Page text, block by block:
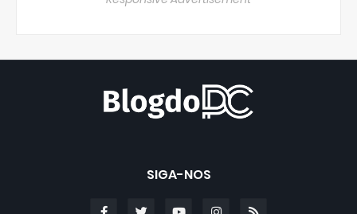
SIGA-NOS